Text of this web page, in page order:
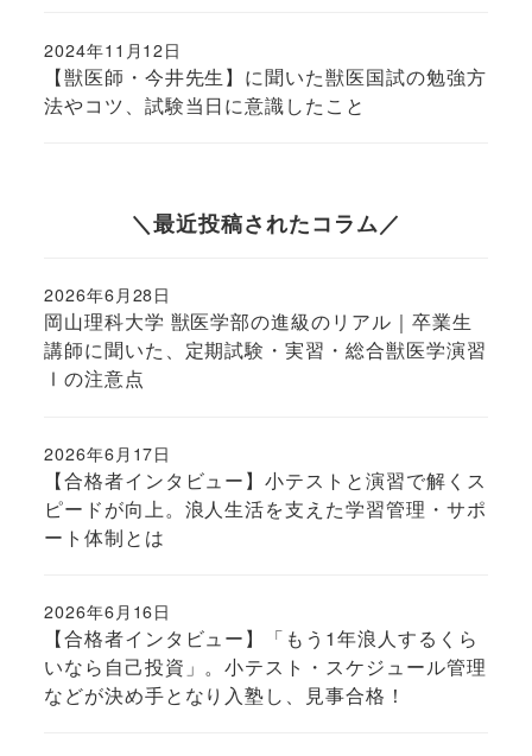
【獣医師・今井先生】に聞いた獣医国試の勉強方
法やコツ、試験当日に意識したこと
投稿日
2024年11月12日
＼最近投稿されたコラム／
岡山理科大学 獣医学部の進級のリアル｜卒業生
講師に聞いた、定期試験・実習・総合獣医学演習
Ⅰの注意点
投稿日
2026年6月28日
【合格者インタビュー】小テストと演習で解くス
ピードが向上。浪人生活を支えた学習管理・サポ
ート体制とは
投稿日
2026年6月17日
【合格者インタビュー】「もう1年浪人するくら
いなら自己投資」。小テスト・スケジュール管理
などが決め手となり入塾し、見事合格！
投稿日
2026年6月16日